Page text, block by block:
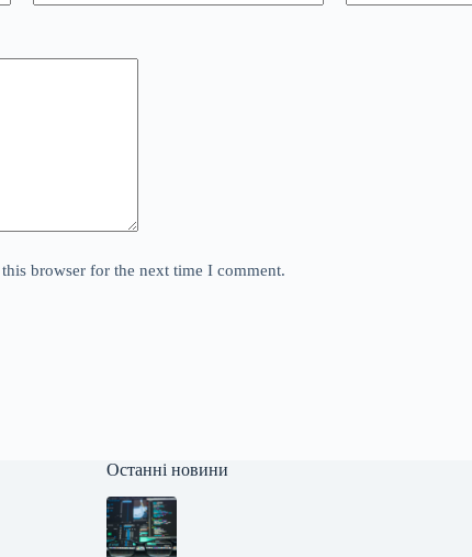
browser for the next time I comment.
Останні новини